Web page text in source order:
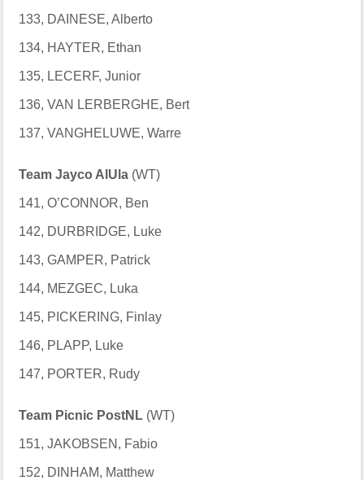
133, DAINESE, Alberto
134, HAYTER, Ethan
135, LECERF, Junior
136, VAN LERBERGHE, Bert
137, VANGHELUWE, Warre
Team Jayco AlUla (WT)
141, O’CONNOR, Ben
142, DURBRIDGE, Luke
143, GAMPER, Patrick
144, MEZGEC, Luka
145, PICKERING, Finlay
146, PLAPP, Luke
147, PORTER, Rudy
Team Picnic PostNL (WT)
151, JAKOBSEN, Fabio
152, DINHAM, Matthew